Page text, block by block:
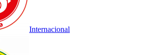
Internacional